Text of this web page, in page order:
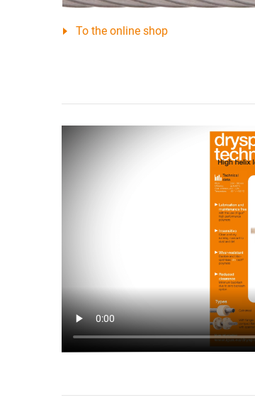
To the online shop